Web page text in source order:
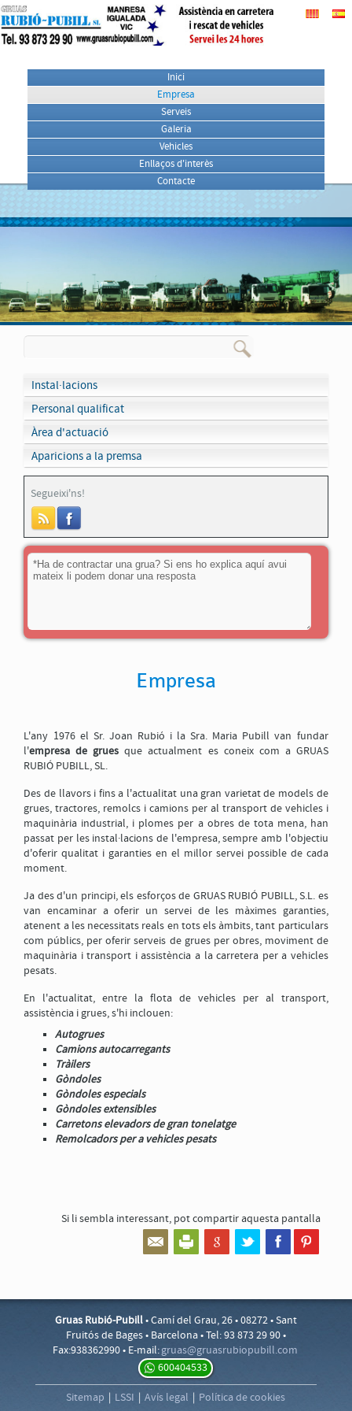
Inici
Empresa
Serveis
Galeria
Vehicles
Enllaços d'interès
Contacte
Instal·lacions
Personal qualificat
Àrea d'actuació
Aparicions a la premsa
Segueixi'ns!
*Codi de validació
Per tal que sigui possible l'enviament d'aquest formulari cal que accepti la nostraPolítica
de protecció de dades
, marcant aquesta casella
ENVIAR
Tancar formulari
Empresa
L'any 1976 el Sr. Joan Rubió i la Sra. Maria Pubill van fundar
l'empresa de grues que actualment es coneix com a GRUAS
RUBIÓ PUBILL, SL.
Des de llavors i fins a l'actualitat una gran varietat de models de
grues, tractores, remolcs i camions per al transport de vehicles i
maquinària industrial, i plomes per a obres de tota mena, han
passat per les instal·lacions de l'empresa, sempre amb l'objectiu
d'oferir qualitat i garanties en el millor servei possible de cada
moment.
Ja des d'un principi, els esforços de GRUAS RUBIÓ PUBILL, S.L. es
van encaminar a oferir un servei de les màximes garanties,
atenent a les necessitats reals en tots els àmbits, tant particulars
com públics, per oferir serveis de grues per obres, moviment de
maquinària i transport i assistència a la carretera per a vehicles
pesats.
En l'actualitat, entre la flota de vehicles per al transport,
assistència i grues, s'hi inclouen:
Autogrues
Camions autocarregants
Tràilers
Gòndoles
Gòndoles especials
Gòndoles extensibles
Carretons elevadors de gran tonelatge
Remolcadors per a vehicles pesats
Si li sembla interessant, pot compartir aquesta pantalla
Gruas Rubió-Pubill• Camí del Grau, 26 • 08272 • Sant
Fruitós de Bages • Barcelona • Tel: 93 873 29 90 •
Fax:938362990 • E-mail:gruas@gruasrubiopubill.com
600404533
Sitemap LSSI Avís legal Política de cookies